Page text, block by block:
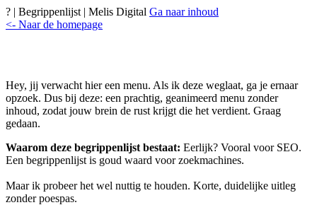
? | Begrippenlijst | Melis Digital Ga naar inhoud
<- Naar de homepage
Hey, jij verwacht hier een menu. Als ik deze weglaat, ga je ernaar
opzoek. Dus bij deze: een prachtig, geanimeerd menu zonder
inhoud, zodat jouw brein de rust krijgt die het verdient. Graag
gedaan.
Waarom deze begrippenlijst bestaat: Eerlijk? Vooral voor SEO.
Een begrippenlijst is goud waard voor zoekmachines.
Maar ik probeer het wel nuttig te houden. Korte, duidelijke uitleg
zonder poespas.